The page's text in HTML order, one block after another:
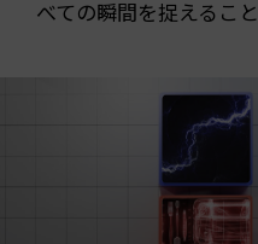
べての瞬間を捉えること